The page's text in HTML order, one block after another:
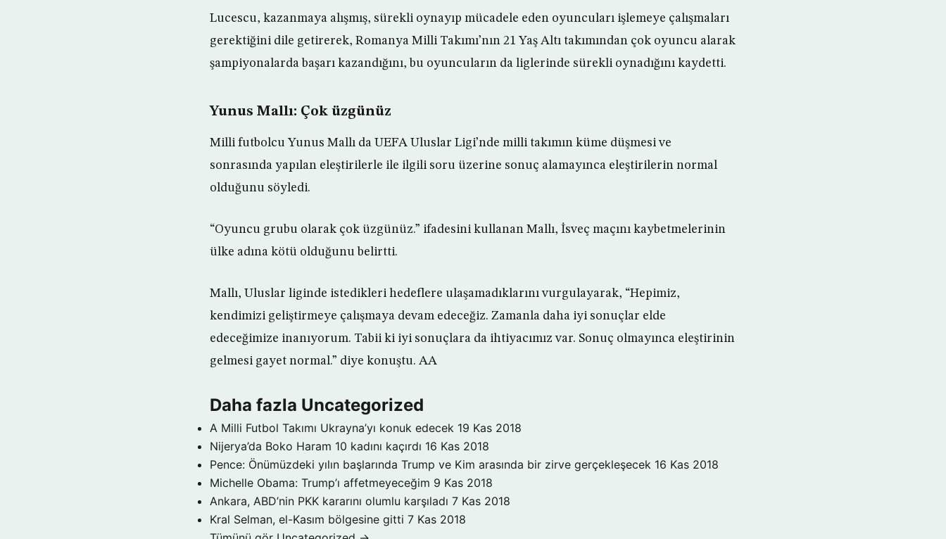
Lucescu, kazanmaya alışmış, sürekli oynayıp mücadele eden oyuncuları işlemeye çalışmaları
gerektiğini dile getirerek, Romanya Milli Takımı’nın 21 Yaş Altı takımından çok oyuncu alarak
şampiyonalarda başarı kazandığını, bu oyuncuların da liglerinde sürekli oynadığını kaydetti.
Yunus Mallı: Çok üzgünüz
Milli futbolcu Yunus Mallı da UEFA Uluslar Ligi’nde milli takımın küme düşmesi ve
sonrasında yapılan eleştirilerle ile ilgili soru üzerine sonuç alamayınca eleştirilerin normal
olduğunu söyledi.
“Oyuncu grubu olarak çok üzgünüz.” ifadesini kullanan Mallı, İsveç maçını kaybetmelerinin
ülke adına kötü olduğunu belirtti.
Mallı, Uluslar liginde istedikleri hedeflere ulaşamadıklarını vurgulayarak, “Hepimiz,
kendimizi geliştirmeye çalışmaya devam edeceğiz. Zamanla daha iyi sonuçlar elde
edeceğimize inanıyorum. Tabii ki iyi sonuçlara da ihtiyacımız var. Sonuç olmayınca eleştirinin
gelmesi gayet normal.” diye konuştu. AA
Daha fazla Uncategorized
A Milli Futbol Takımı Ukrayna’yı konuk edecek 19 Kas 2018
Nijerya’da Boko Haram 10 kadını kaçırdı 16 Kas 2018
Pence: Önümüzdeki yılın başlarında Trump ve Kim arasında bir zirve gerçekleşecek 16 Kas 2018
Michelle Obama: Trump’ı affetmeyeceğim 9 Kas 2018
Ankara, ABD’nin PKK kararını olumlu karşıladı 7 Kas 2018
Kral Selman, el-Kasım bölgesine gitti 7 Kas 2018